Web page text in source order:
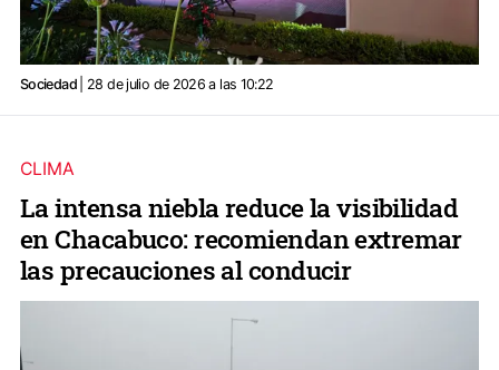
Sociedad | 28 de julio de 2026 a las 10:22
CLIMA
La intensa niebla reduce la visibilidad
en Chacabuco: recomiendan extremar
las precauciones al conducir